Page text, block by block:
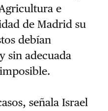
e
de Madrid su
debían
sin adecuada
señala Israel